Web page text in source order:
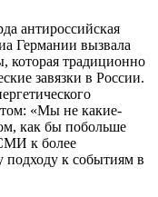
антироссийская
Германии вызвала
которая традиционно
завязки в России.
«Мы не какие-
как бы побольше
к более
к событиям в